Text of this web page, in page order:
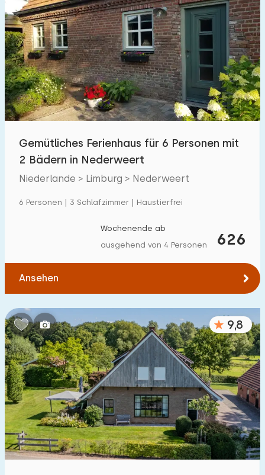
Gemütliches Ferienhaus für 6 Personen mit
2 Bädern in Nederweert
Niederlande > Limburg > Nederweert
6 Personen | 3 Schlafzimmer | Haustierfrei
626
Wochenende ab
ausgehend von 4 Personen
Ansehen
9,8